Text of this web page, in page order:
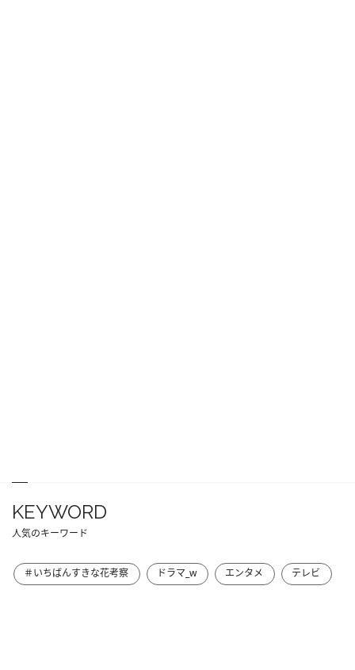
KEYWORD
人気のキーワード
＃いちばんすきな花考察 ドラマ_w エンタメ テレビ